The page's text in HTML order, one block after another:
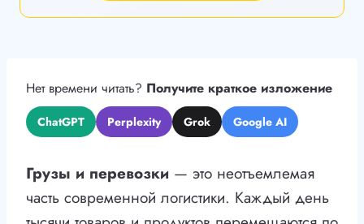
Нет времени читать? Получите краткое изложение
ChatGPT Perplexity Grok Google AI
Грузы и перевозки — это неотъемлемая
часть современной логистики. Каждый день